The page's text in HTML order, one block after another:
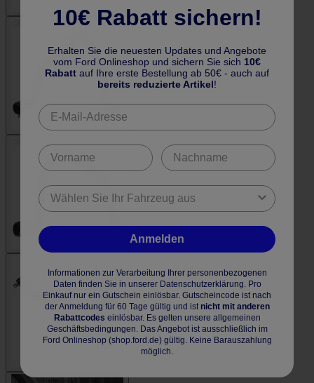
10€ Rabatt sichern!
Erhalten Sie die neuesten Updates und Angebote
vom Ford Onlineshop und sichern Sie sich 10€
Rabatt auf Ihre erste Bestellung ab 50€ - auch auf
bereits reduzierte Artikel!
Anmelden
Informationen zur Verarbeitung Ihrer personenbezogenen
Daten finden Sie in unserer Datenschutzerklärung. Pro
Einkauf nur ein Gutschein einlösbar. Gutscheincode ist nach
der Anmeldung für 60 Tage gültig und ist nicht mit anderen
Rabattcodes einlösbar. Es gelten unsere allgemeinen
Geschäftsbedingungen. Das Angebot ist ausschließlich im
Ford Onlineshop (shop.ford.de) gültig. Keine Barauszahlung
möglich.